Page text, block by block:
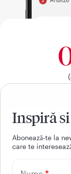
Inspiră
Aboneazǎ-te la
care te